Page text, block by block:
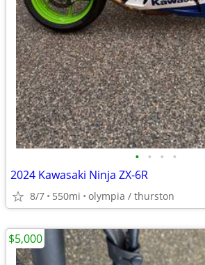
• • • •
2024 Kawasaki Ninja ZX-6R
8/7 550mi olympia / thurston
$5,000